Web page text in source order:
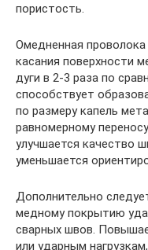
пористость.
Омедненная
касания поверхности
дуги в 2-3 раза по
способствует
по размеру капель
равномерному
улучшается качество
уменьшается
Дополнительно
медному покрытию
сварных швов.
или ударным